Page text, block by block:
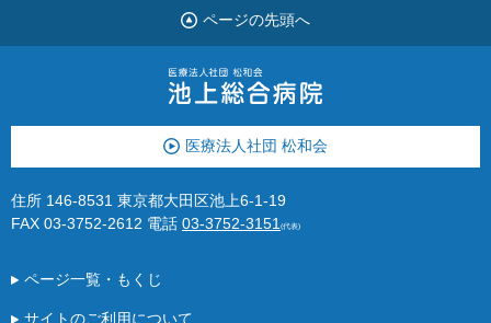
ページの先頭へ
医療法人社団 松和会
住所 146-8531 東京都大田区池上6-1-19
FAX 03-3752-2612 電話 03-3752-3151 (代表)
ページ一覧・もくじ
サイトのご利用について